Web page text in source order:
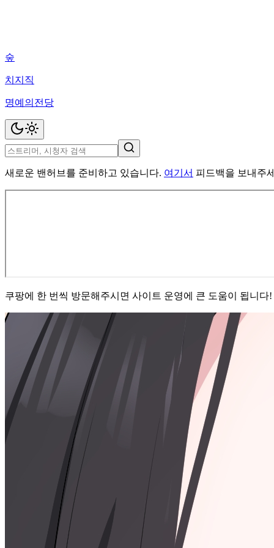
숲
치지직
명예의전당
새로운 밴허브를 준비하고 있습니다. 여기서 피드백을 보내주
쿠팡에 한 번씩 방문해주시면 사이트 운영에 큰 도움이 됩니다!